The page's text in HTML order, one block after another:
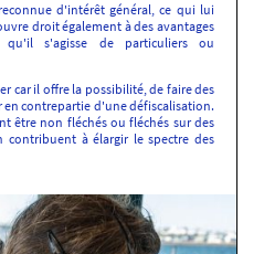
d'intérêt général, ce qui lui
droit également à des avantages
s'agisse de particuliers ou
car il offre la possibilité, de faire des
en contrepartie d'une défiscalisation.
être non fléchés ou fléchés sur des
contribuent à élargir le spectre des